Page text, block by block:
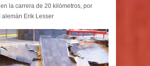
la carrera de 20 kilómetros, por
alemán Erik Lesser